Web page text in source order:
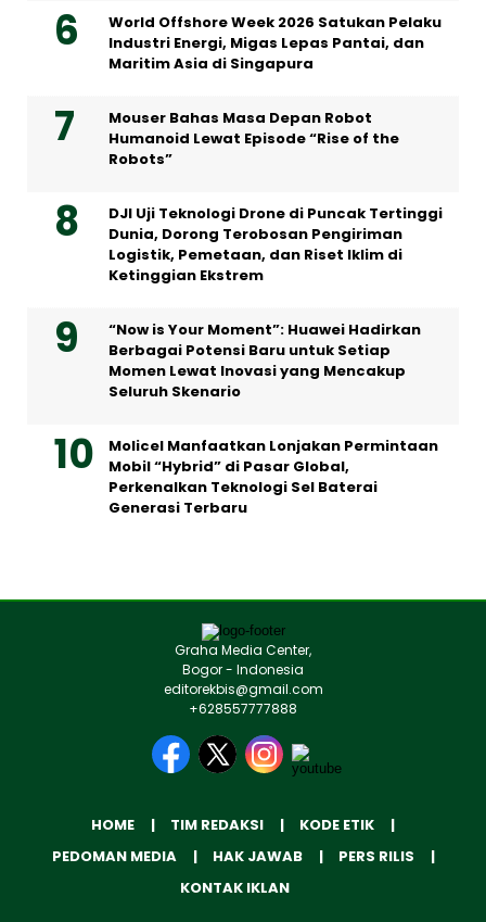
World Offshore Week 2026 Satukan Pelaku
Industri Energi, Migas Lepas Pantai, dan
Maritim Asia di Singapura
Mouser Bahas Masa Depan Robot
Humanoid Lewat Episode “Rise of the
Robots”
DJI Uji Teknologi Drone di Puncak Tertinggi
Dunia, Dorong Terobosan Pengiriman
Logistik, Pemetaan, dan Riset Iklim di
Ketinggian Ekstrem
“Now is Your Moment”: Huawei Hadirkan
Berbagai Potensi Baru untuk Setiap
Momen Lewat Inovasi yang Mencakup
Seluruh Skenario
Molicel Manfaatkan Lonjakan Permintaan
Mobil “Hybrid” di Pasar Global,
Perkenalkan Teknologi Sel Baterai
Generasi Terbaru
Graha Media Center,
Bogor - Indonesia
editorekbis@gmail.com
+628557777888
HOME TIM REDAKSI
KODE ETIK
PEDOMAN MEDIA
HAK JAWAB
PERS RILIS
KONTAK IKLAN